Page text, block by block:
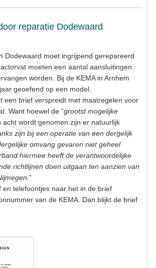
reparatie Dodewaard
Dodewaard moet ingrijpend gerepareerd
moeten een aantal aansluitingen
worden. Bij de KEMA in Arnhem
geoefend op een model.
een brief verspreidt met maatregelen voor
Want hoewel de “grootst mogelijke
acht wordt genomen zijn er natuurlijk
zijn bij een operatie van een dergelijk
omvang gevaren niet geheel
hiermee heeft de verantwoordelijke
richtlijnen doen uitgaan ten aanzien van
”
en telefoontjes naar het in de brief
van de KEMA. Dan blijkt de brief